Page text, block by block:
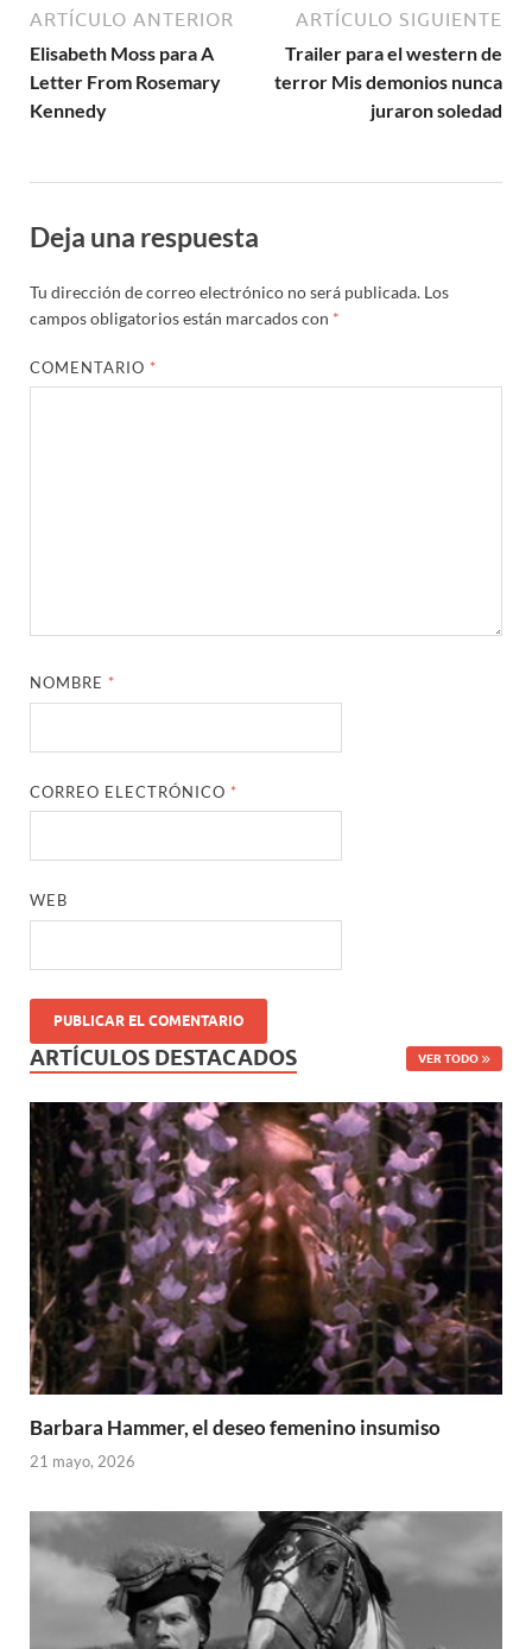
ARTÍCULO ANTERIOR
Elisabeth Moss para A
Letter From Rosemary
Kennedy
ARTÍCULO SIGUIENTE
Trailer para el western de
terror Mis demonios nunca
juraron soledad
Deja una respuesta
Tu dirección de correo electrónico no será publicada. Los
campos obligatorios están marcados con *
COMENTARIO *
NOMBRE *
CORREO ELECTRÓNICO *
WEB
ARTÍCULOS DESTACADOS VER TODO
Barbara Hammer, el deseo femenino insumiso
21 mayo, 2026